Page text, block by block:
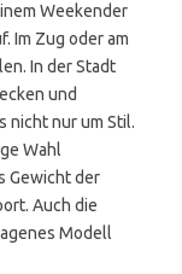
Weekender
Im Zug oder am
In der Stadt
und
nicht nur um Stil.
Wahl
Gewicht der
Auch die
Modell